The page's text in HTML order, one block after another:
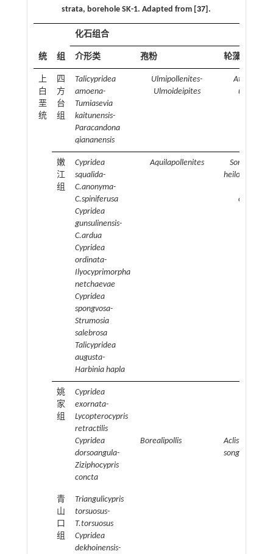
strata, borehole SK-1. Adapted from [37].
统 组
化石组合
介形类 孢粉 轮藻
上
白
垩
统
四
方
台
组
Talicypridea
amoena-
Tumiasevia
kaitunensis-
Paracandona
qiananensis
Ulmipollenites-
Ulmoideipites
ulanensis
嫩
江
组
Cypridea
squalida-
C.anonyma-
C.spiniferusa
Cypridea
gunsulinensis-
C.ardua
Cypridea
ordinata-
Ilyocyprimorpha
netchaevae
Cypridea
spongvosa-
Strumosia
salebrosa
Talicypridea
augusta-
Harbinia hapla
Aquilapollenites
cretacea
姚
家
组
Cypridea
exornata-
Lycopterocypris
retractilis
Cypridea
dorsoangula-
Ziziphocypris
concta
Borealipollis
Aclistochara
songliaoensis
青
山
口
组
Triangulicypris
torsuosus-
T.torsuosus
Cypridea
dekhoinensis-